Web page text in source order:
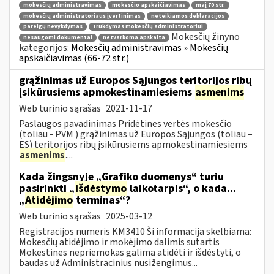
mokesčių administravimas mokesčio apskaičiavimas
maį 70 str.
mokesčių administratoriaus įvertinimas
neteikiamos deklaracijos
pareigų nevykdymas
trukdymas mokesčių administratoriui
nesaugomi dokumentai
netvarkoma apskaita
Mokesčių žinyno
kategorijos: Mokesčių administravimas » Mokesčių
apskaičiavimas (66-72 str.)
grąžinimas už Europos Sąjungos teritorijos ribų
įsikūrusiems apmokestinamiesiems asmenims
Web turinio sąrašas 2021-11-17
Paslaugos pavadinimas Pridėtines vertės mokesčio
(toliau - PVM ) grąžinimas už Europos Sąjungos (toliau –
ES) teritorijos ribų įsikūrusiems apmokestinamiesiems
asmenims....
Kada žingsnyje „Grafiko duomenys“ turiu
pasirinkti „Išdėstymo laikotarpis“, o kada...
„Atidėjimoterminas“?
Web turinio sąrašas 2025-03-12
Registracijos numeris KM3410 Ši informacija skelbiama:
Mokesčių atidėjimo ir mokėjimo dalimis sutartis
Mokestines nepriemokas galima atidėti ir išdėstyti, o
baudas už Administracinius nusižengimus...